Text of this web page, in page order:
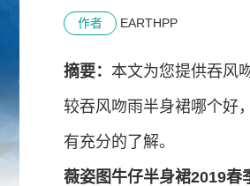
作者 EARTHPP
摘要： 本文为您提供吞风
较吞风吻雨半身裙哪个好
有充分的了解。
薇姿图牛仔半身裙2019春